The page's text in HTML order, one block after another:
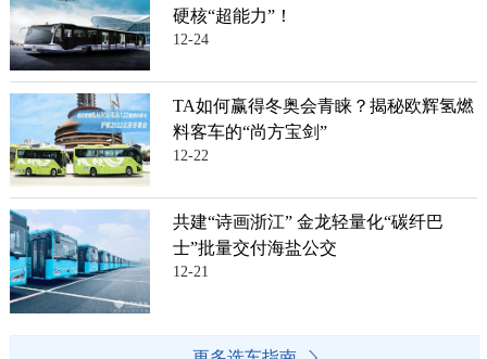
硬核“超能力”！
12-24
TA如何赢得冬奥会青睐？揭秘欧辉氢燃
料客车的“尚方宝剑”
12-22
共建“诗画浙江” 金龙轻量化“碳纤巴
士”批量交付海盐公交
12-21